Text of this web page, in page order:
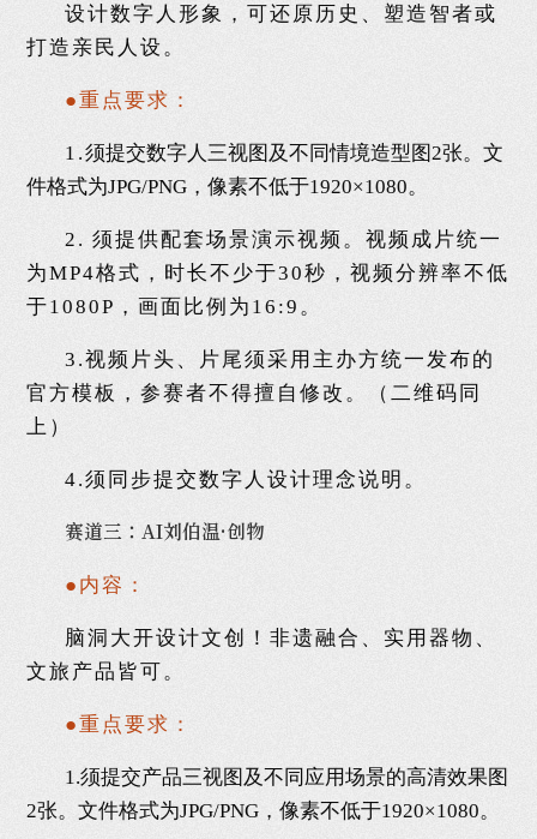
设计数字人形象，可还原历史、塑造智者或
打造亲民人设。
●重点要求：
1.须提交数字人三视图及不同情境造型图2张。文
件格式为JPG/PNG，像素不低于1920×1080。
2. 须提供配套场景演示视频。视频成片统一
为MP4格式，时长不少于30秒，视频分辨率不低
于1080P，画面比例为16:9。
3.视频片头、片尾须采用主办方统一发布的
官方模板，参赛者不得擅自修改。（二维码同
上）
4.须同步提交数字人设计理念说明。
赛道三：AI刘伯温·创物
●内容：
脑洞大开设计文创！非遗融合、实用器物、
文旅产品皆可。
●重点要求：
1.须提交产品三视图及不同应用场景的高清效果图
2张。文件格式为JPG/PNG，像素不低于1920×1080。